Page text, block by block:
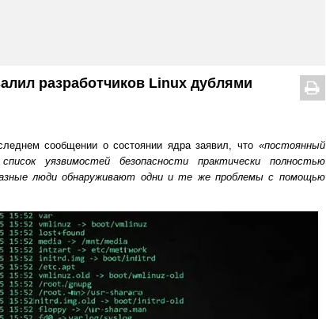
разработчиков Linux дублями
сообщении о состоянии ядра заявил, что «постоянный
уязвимостей безопасности практически полностью
люди обнаруживают одни и те же проблемы с помощью